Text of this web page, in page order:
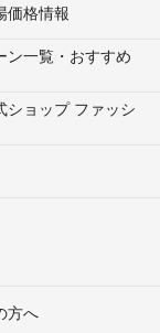
価格情報
ン一覧・おすすめ
ショップ ファッシ
方へ